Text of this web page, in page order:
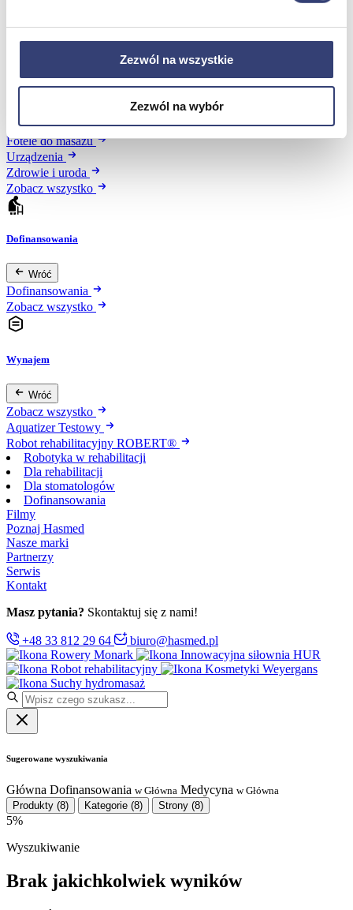
Zezwól na wszystkie
Zezwól na wybór
Zobacz wszystko
Spa & Wellness
Wróć
Fotele do masażu
Urządzenia
Zdrowie i uroda
Zobacz wszystko
Dofinansowania
Wróć
Dofinansowania
Zobacz wszystko
Wynajem
Wróć
Zobacz wszystko
Aquatizer Testowy
Robot rehabilitacyjny ROBERT®
Robotyka w rehabilitacji
Dla rehabilitacji
Dla stomatologów
Dofinansowania
Filmy
Poznaj Hasmed
Nasze marki
Partnerzy
Serwis
Kontakt
Masz pytania? Skontaktuj się z nami!
+48 33 812 29 64
biuro@hasmed.pl
Rowery Monark
Innowacyjna siłownia HUR
Robot rehabilitacyjny
Kosmetyki Weyergans
Suchy hydromasaż
Sugerowane wyszukiwania
Główna Dofinansowania w Główna Medycyna w Główna
Produkty (8) Kategorie (8) Strony (8)
5%
Wyszukiwanie
Brak jakichkolwiek wyników